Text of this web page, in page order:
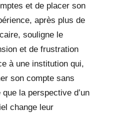
et de placer son
après plus de
souligne le
et de frustration
à une institution qui,
son compte sans
la perspective d’un
change leur